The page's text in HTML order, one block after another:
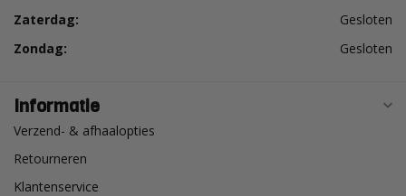
Zaterdag:
Gesloten
Zondag:
Gesloten
Informatie
Verzend- & afhaalopties
Retourneren
Klantenservice